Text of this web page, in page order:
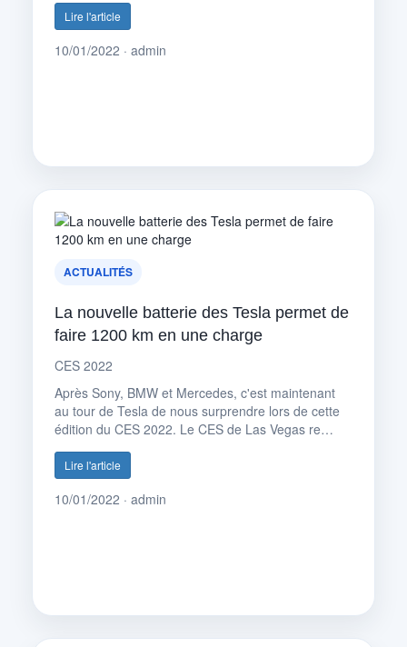
Lire l'article
10/01/2022 · admin
ACTUALITÉS
La nouvelle batterie des Tesla permet de
faire 1200 km en une charge
CES 2022
Après Sony, BMW et Mercedes, c'est maintenant
au tour de Tesla de nous surprendre lors de cette
édition du CES 2022. Le CES de Las Vegas re…
Lire l'article
10/01/2022 · admin